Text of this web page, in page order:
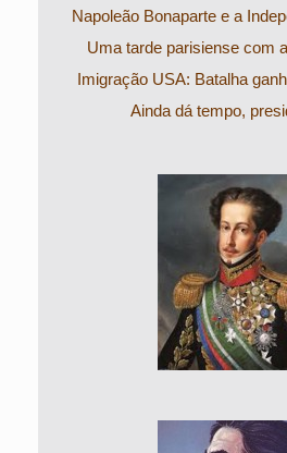
Napoleão Bonaparte e a
Uma tarde parisiense com
Imigração USA: Batalha
Ainda dá tempo,